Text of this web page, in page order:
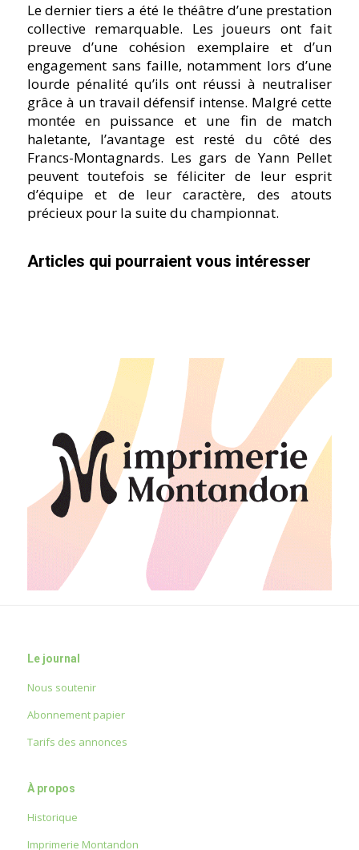
Le dernier tiers a été le théâtre d’une prestation
collective remarquable. Les joueurs ont fait
preuve d’une cohésion exemplaire et d’un
engagement sans faille, notamment lors d’une
lourde pénalité qu’ils ont réussi à neutraliser
grâce à un travail défensif intense. Malgré cette
montée en puissance et une fin de match
haletante, l’avantage est resté du côté des
Francs-Montagnards. Les gars de Yann Pellet
peuvent toutefois se féliciter de leur esprit
d’équipe et de leur caractère, des atouts
précieux pour la suite du championnat.
Articles qui pourraient vous intéresser
Le journal
Nous soutenir
Abonnement papier
Tarifs des annonces
À propos
Historique
Imprimerie Montandon